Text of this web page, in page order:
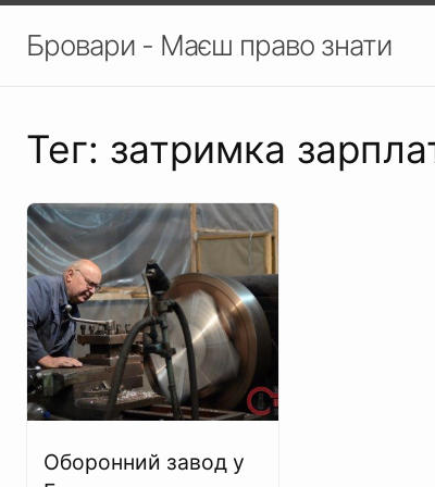
Бровари - Маєш право знати
Тег: затримка
Оборонний завод у